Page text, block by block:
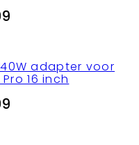
adapter voor
16 inch